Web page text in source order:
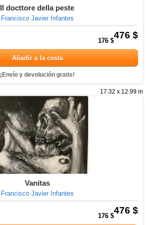
Il docttore della peste
Francisco Javier Infantes
476 $
176 $
Añadir a la cesta
¡Envío y devolución gratis!
17.32 x 12.99 in
Vanitas
Francisco Javier Infantes
476 $
176 $